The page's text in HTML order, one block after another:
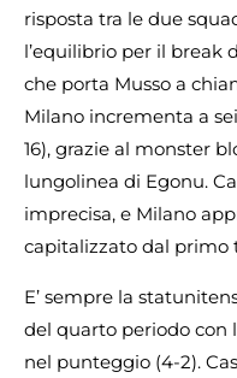
risposta tra le due
l’equilibrio per il break
che porta Musso a
Milano incrementa a
16), grazie al monster
lungolinea di Egonu.
imprecisa, e Milano
capitalizzato dal primo
E’ sempre la
del quarto periodo con
nel punteggio (4-2).